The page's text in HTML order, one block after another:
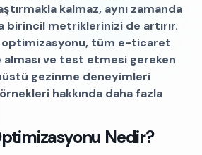
kalmaz, aynı zamanda
birincil metriklerinizi de artırır.
optimizasyonu, tüm e-ticaret
ve test etmesi gereken
gezinme deneyimleri
hakkında daha fazla
Nedir?